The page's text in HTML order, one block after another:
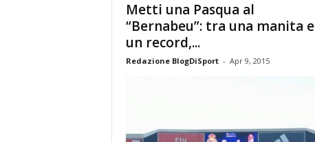
Metti una Pasqua al
“Bernabeu”: tra una manita e
un record,...
Redazione BlogDiSport - Apr 9, 2015